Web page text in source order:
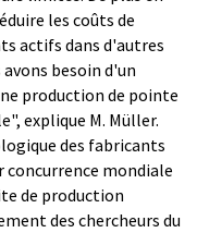
les coûts de
actifs dans d'autres
besoin d'un
production de pointe
explique M. Müller.
des fabricants
concurrence mondiale
de production
des chercheurs du